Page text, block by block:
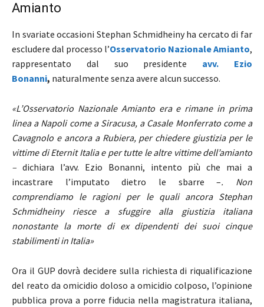
Amianto
In svariate occasioni Stephan Schmidheiny ha cercato di far
escludere dal processo l’Osservatorio Nazionale Amianto,
rappresentato dal suo presidente avv. Ezio
Bonanni, naturalmente senza avere alcun successo.
«L’Osservatorio Nazionale Amianto era e rimane in prima
linea a Napoli come a Siracusa, a Casale Monferrato come a
Cavagnolo e ancora a Rubiera, per chiedere giustizia per le
vittime di Eternit Italia e per tutte le altre vittime dell’amianto
– dichiara l’avv. Ezio Bonanni, intento più che mai a
incastrare l’imputato dietro le sbarre –. Non
comprendiamo le ragioni per le quali ancora Stephan
Schmidheiny riesce a sfuggire alla giustizia italiana
nonostante la morte di ex dipendenti dei suoi cinque
stabilimenti in Italia»
Ora il GUP dovrà decidere sulla richiesta di riqualificazione
del reato da omicidio doloso a omicidio colposo, l’opinione
pubblica prova a porre fiducia nella magistratura italiana,